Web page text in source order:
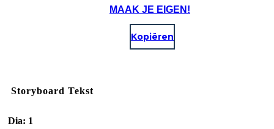
MAAK JE EIGEN!
Kopiëren
Storyboard Tekst
Dia: 1